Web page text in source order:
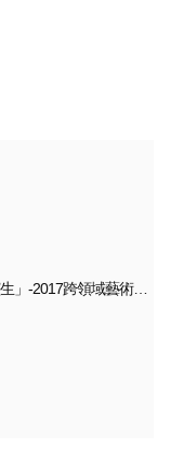
「關係演生」-2017跨領域藝術研究所所友展